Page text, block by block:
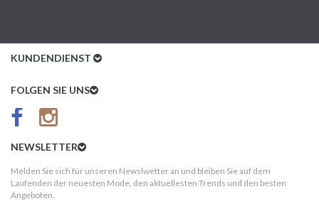
KUNDENDIENST
Kundenservice
AGB
Kundeninformationen
FOLGEN SIE UNS
NEWSLETTER
Melden Sie sich für unseren Newslwetter an und bleiben Sie auf dem
Laufenden der neuesten Mode, den aktuellesten Trends und den besten
Angeboten.